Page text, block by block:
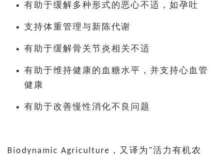
有助于缓解多种形式的恶心不适，如孕吐
支持体重管理与新陈代谢
有助于缓解骨关节炎相关不适
有助于维持健康的血糖水平，并支持心血管
健康
有助于改善慢性消化不良问题
Biodynamic Agriculture，又译为"活力有机农